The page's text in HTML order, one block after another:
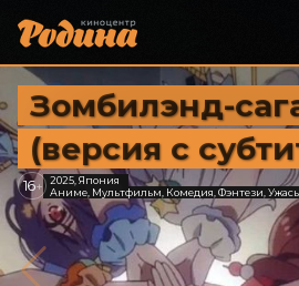
Зомбилэнд-
(версия с
16+
2025, Япония
Аниме, Мультфильм, Комедия, Фэнтези,